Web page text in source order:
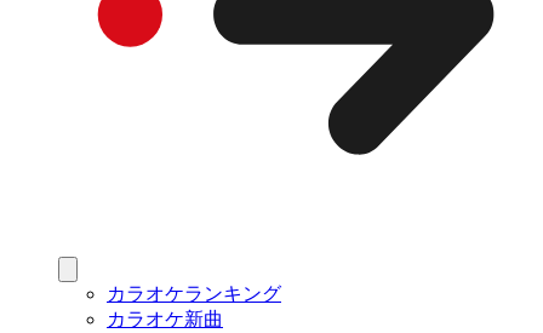
カラオケランキング
カラオケ新曲